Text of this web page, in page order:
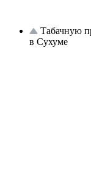
Табачную
в Сухуме